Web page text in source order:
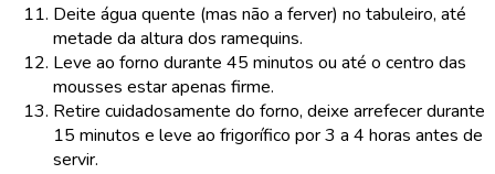
Deite água quente (mas não a ferver) no tabuleiro, até
metade da altura dos ramequins.
Leve ao forno durante 45 minutos ou até o centro das
mousses estar apenas firme.
Retire cuidadosamente do forno, deixe arrefecer durante
15 minutos e leve ao frigorífico por 3 a 4 horas antes de
servir.